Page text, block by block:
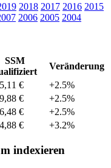
2018 2017 2016 2015
2006 2005 2004
SSM
Veränderung
€
+2.5%
€
+2.5%
€
+2.5%
€ +3.2%
indexieren